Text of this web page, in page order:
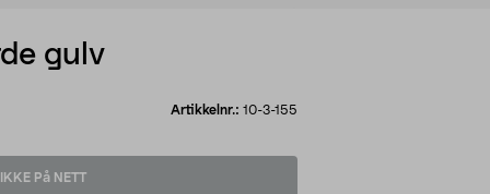
gulv
Artikkelnr.: 10-3-155
IKKE På NETT